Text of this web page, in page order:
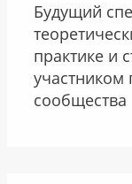
Будущий
практике и
участником
сообщества